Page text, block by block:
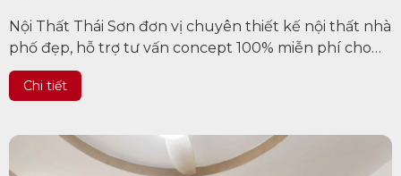
Nội Thất Thái Sơn đơn vị chuyên thiết kế nội thất nhà
phố đẹp, hỗ trợ tư vấn concept 100% miễn phí cho
khách hàng trên các tỉnh thành Việt Nam, uy tín làm
nên chất...
Chi tiết